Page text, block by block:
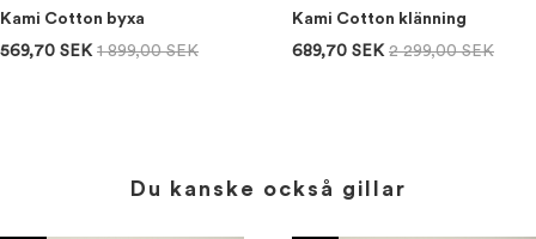
Kami Cotton byxa
569,70 SEK 1 899,00 SEK
Kami Cotton klänning
689,70 SEK 2 299,00 SEK
Du kanske också gillar